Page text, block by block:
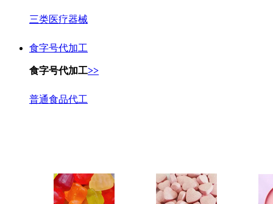
三类医疗器械
食字号代加工
食字号代加工>>
普通食品代工